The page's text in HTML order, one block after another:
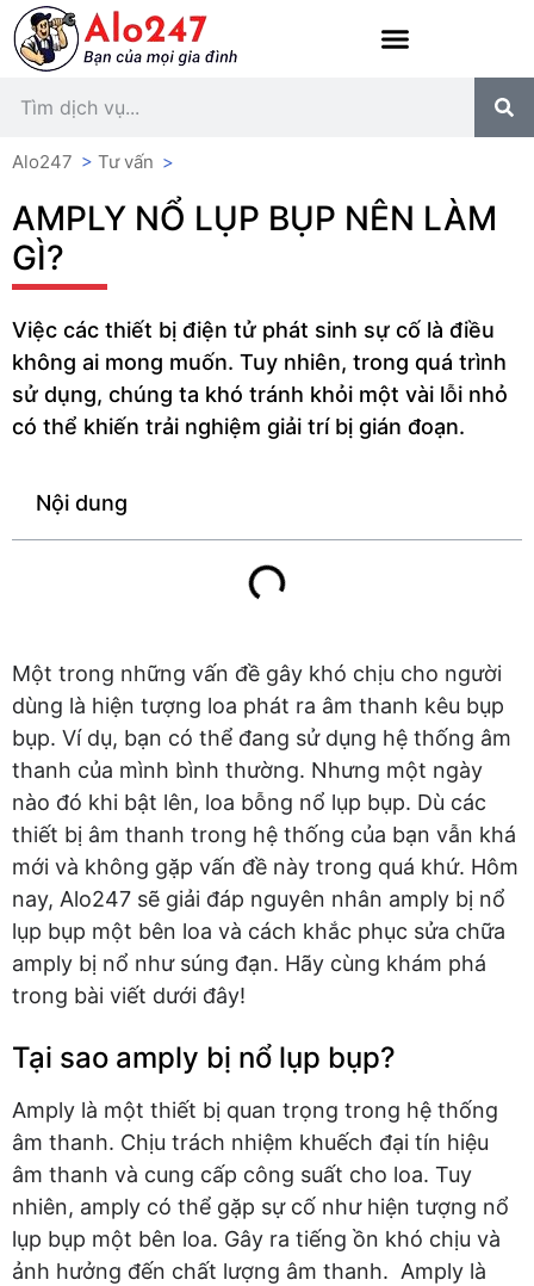
Alo247 > Tư vấn >
AMPLY NỔ LỤP BỤP NÊN LÀM
GÌ?
Việc các thiết bị điện tử phát sinh sự cố là điều
không ai mong muốn. Tuy nhiên, trong quá trình
sử dụng, chúng ta khó tránh khỏi một vài lỗi nhỏ
có thể khiến trải nghiệm giải trí bị gián đoạn.
Nội dung
Một trong những vấn đề gây khó chịu cho người
dùng là hiện tượng loa phát ra âm thanh kêu bụp
bụp. Ví dụ, bạn có thể đang sử dụng hệ thống âm
thanh của mình bình thường. Nhưng một ngày
nào đó khi bật lên, loa bỗng nổ lụp bụp. Dù các
thiết bị âm thanh trong hệ thống của bạn vẫn khá
mới và không gặp vấn đề này trong quá khứ. Hôm
nay, Alo247 sẽ giải đáp nguyên nhân amply bị nổ
lụp bụp một bên loa và cách khắc phục sửa chữa
amply bị nổ như súng đạn. Hãy cùng khám phá
trong bài viết dưới đây!
Tại sao amply bị nổ lụp bụp?
Amply là một thiết bị quan trọng trong hệ thống
âm thanh. Chịu trách nhiệm khuếch đại tín hiệu
âm thanh và cung cấp công suất cho loa. Tuy
nhiên, amply có thể gặp sự cố như hiện tượng nổ
lụp bụp một bên loa. Gây ra tiếng ồn khó chịu và
ảnh hưởng đến chất lượng âm thanh. Amply là